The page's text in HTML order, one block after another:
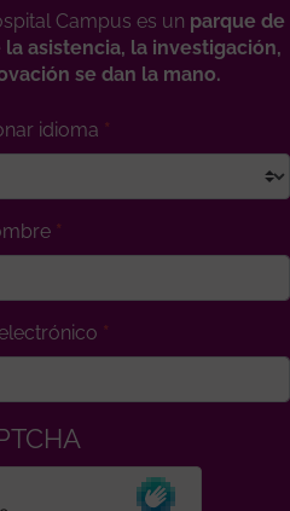
Campus es un parque de
asistencia, la investigación,
se dan la mano.
idioma